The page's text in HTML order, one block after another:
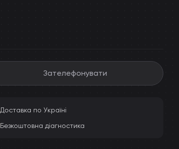
Зателефонувати
Доставка по Україні
Безкоштовна діагностика